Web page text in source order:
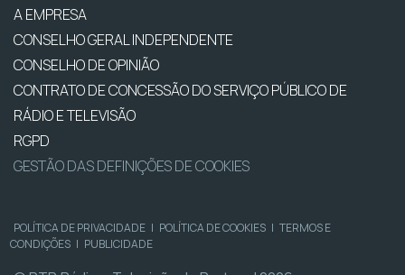
A EMPRESA
CONSELHO GERAL INDEPENDENTE
CONSELHO DE OPINIÃO
CONTRATO DE CONCESSÃO DO SERVIÇO PÚBLICO DE
RÁDIO E TELEVISÃO
RGPD
GESTÃO DAS DEFINIÇÕES DE COOKIES
POLÍTICA DE PRIVACIDADE | POLÍTICA DE COOKIES | TERMOS E
CONDIÇÕES | PUBLICIDADE